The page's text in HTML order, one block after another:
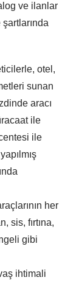
ve ilanlar
otel,
sunan
aracı
ile
ile
her
sis, fırtına,
gibi
ihtimali